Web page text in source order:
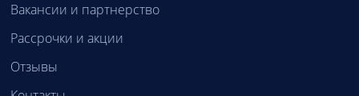
Вакансии и партнерство
Рассрочки и акции
Отзывы